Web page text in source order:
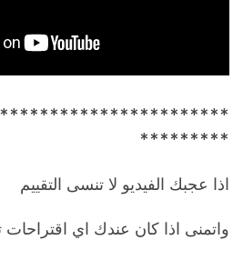
*********
اذا عجبك الفيديو لا تنسى التقييم
واتمنى اذا كان عندك اي